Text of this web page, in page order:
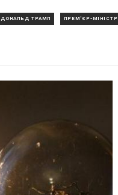
ДОНАЛЬД ТРАМП ПРЕМ'ЄР-МІНІСТР